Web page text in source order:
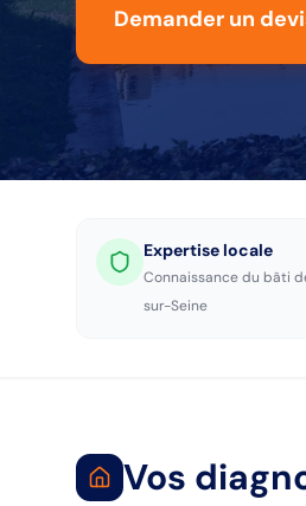
Demander un
Expertise locale
Connaissance du bâti
sur-Seine
Vos